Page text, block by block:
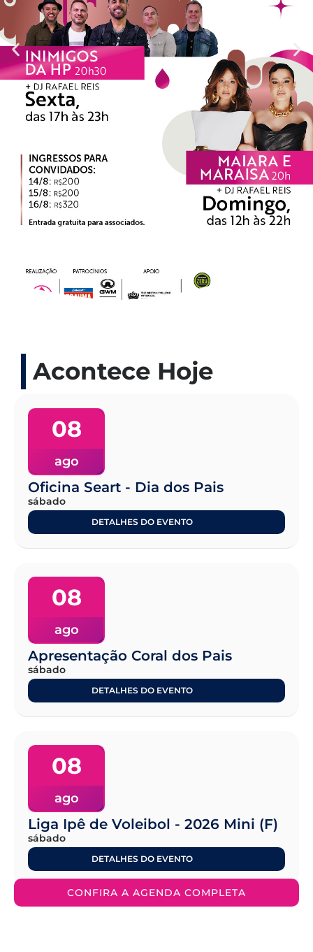
Acontece Hoje
08
ago
Oficina Seart - Dia dos Pais
sábado
DETALHES DO EVENTO
08
ago
Apresentação Coral dos Pais
sábado
DETALHES DO EVENTO
08
ago
Liga Ipê de Voleibol - 2026 Mini (F)
sábado
DETALHES DO EVENTO
CONFIRA A AGENDA COMPLETA